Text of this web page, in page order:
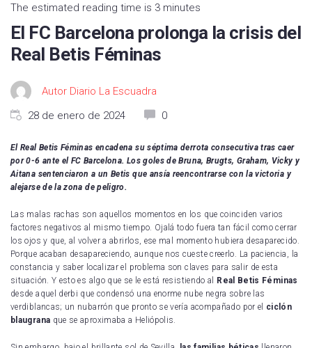
The estimated reading time is 3 minutes
El FC Barcelona prolonga la crisis del
Real Betis Féminas
Autor Diario La Escuadra
28 de enero de 2024
0
El Real Betis Féminas encadena su séptima derrota consecutiva tras caer
por 0-6 ante el FC Barcelona. Los goles de Bruna, Brugts, Graham, Vicky y
Aitana sentenciaron a un Betis que ansía reencontrarse con la victoria y
alejarse de la zona de peligro.
Las malas rachas son aquellos momentos en los que coinciden varios
factores negativos al mismo tiempo. Ojalá todo fuera tan fácil como cerrar
los ojos y que, al volver a abrirlos, ese mal momento hubiera desaparecido.
Porque acaban desapareciendo, aunque nos cueste creerlo. La paciencia, la
constancia y saber localizar el problema son claves para salir de esta
situación. Y esto es algo que se le está resistiendo al Real Betis Féminas
desde aquel derbi que condensó una enorme nube negra sobre las
verdiblancas; un nubarrón que pronto se vería acompañado por el ciclón
blaugrana que se aproximaba a Heliópolis.